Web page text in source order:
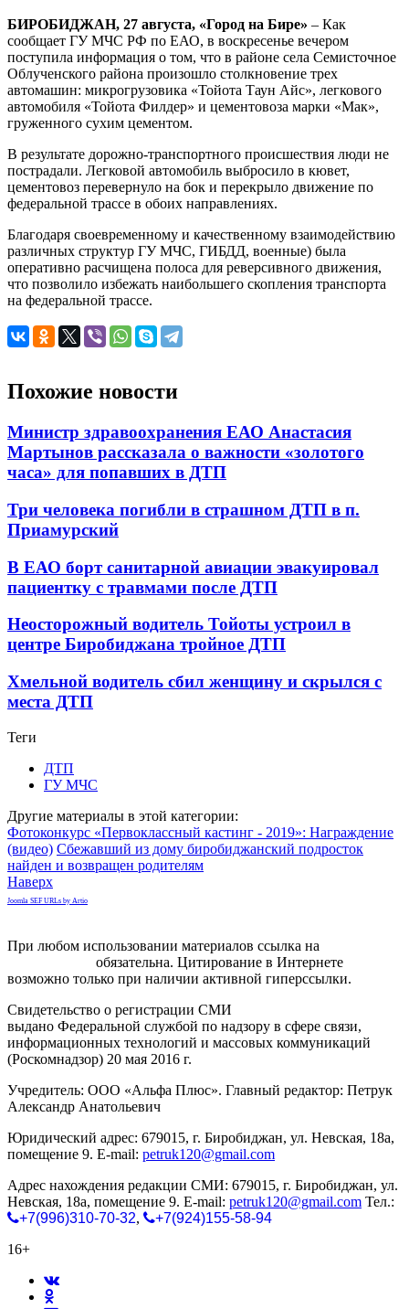
участием
трех
машин
БИРОБИДЖАН, 27 августа, «Город на Бире» – Как
сообщает ГУ МЧС РФ по ЕАО, в воскресенье вечером
поступила информация о том, что в районе села Семисточное
Облученского района произошло столкновение трех
автомашин: микрогрузовика «Тойота Таун Айс», легкового
автомобиля «Тойота Филдер» и цементовоза марки «Мак»,
груженного сухим цементом.
В результате дорожно-транспортного происшествия люди не
пострадали. Легковой автомобиль выбросило в кювет,
цементовоз перевернуло на бок и перекрыло движение по
федеральной трассе в обоих направлениях.
Благодаря своевременному и качественному взаимодействию
различных структур ГУ МЧС, ГИБДД, военные) была
оперативно расчищена полоса для реверсивного движения,
что позволило избежать наибольшего скопления транспорта
на федеральной трассе.
Похожие новости
Министр здравоохранения ЕАО Анастасия
Мартынов рассказала о важности «золотого
часа» для попавших в ДТП
Три человека погибли в страшном ДТП в п.
Приамурский
В ЕАО борт санитарной авиации эвакуировал
пациентку с травмами после ДТП
Неосторожный водитель Тойоты устроил в
центре Биробиджана тройное ДТП
Хмельной водитель сбил женщину и скрылся с
места ДТП
Теги
ДТП
ГУ МЧС
Другие материалы в этой категории:
Фотоконкурс «Первоклассный кастинг - 2019»: Награждение
(видео) Сбежавший из дому биробиджанский подросток
найден и возвращен родителям
Наверх
Joomla SEF URLs by Artio
При любом использовании материалов ссылка на
обязательна. Цитирование в Интернете
возможно только при наличии активной гиперссылки.
Свидетельство о регистрации СМИ
выдано Федеральной службой по надзору в сфере связи,
информационных технологий и массовых коммуникаций
(Роскомнадзор) 20 мая 2016 г.
Учредитель: ООО «Альфа Плюс». Главный редактор: Петрук
Александр Анатольевич
Юридический адрес: 679015, г. Биробиджан, ул. Невская, 18а,
помещение 9. E-mail: petruk120@gmail.com
Адрес нахождения редакции СМИ: 679015, г. Биробиджан, ул.
Невская, 18а, помещение 9. E-mail: petruk120@gmail.com Тел.:
+7(996)310-70-32,
+7(924)155-58-94
16+